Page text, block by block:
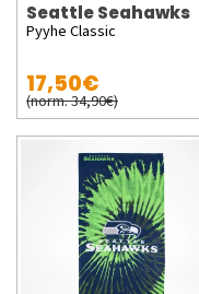
Seattle Seahawks
Pyyhe Classic
17,50€
(norm. 34,90€)